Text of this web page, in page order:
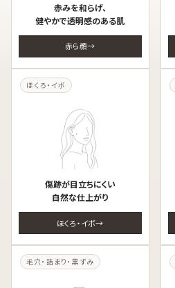
赤みを和らげ、
健やかで透明感のある肌
赤ら顔
ほくろ・イボ
傷跡が目立ちにくい
自然な仕上がり
ほくろ・イボ
毛穴・詰まり・黒ずみ